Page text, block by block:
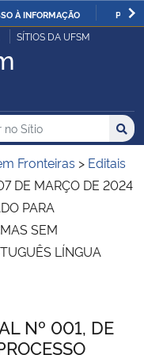
À INFORMAÇÃO
SÍTIOS DA UFSM
no no Sítio
Fronteiras > Editais
DE MARÇO DE 2024
PARA
SEM
LÍNGUA
Nº 001, DE